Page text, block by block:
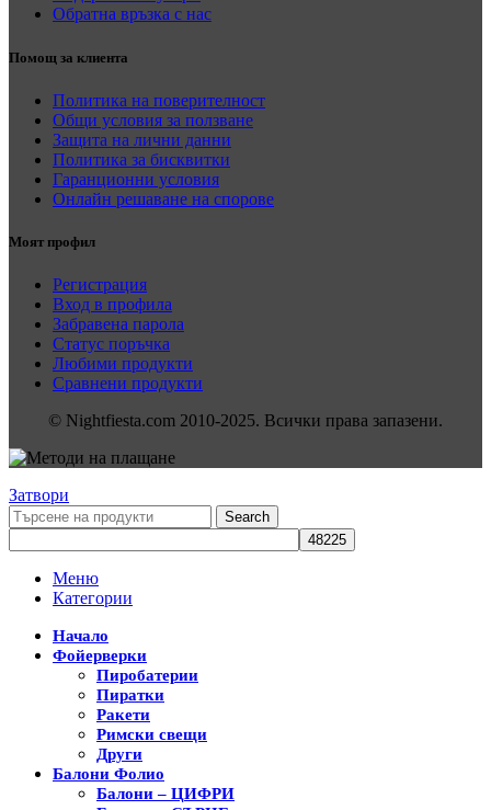
Обратна връзка с нас
Помощ за клиента
Политика на поверителност
Общи условия за ползване
Защита на лични данни
Политика за бисквитки
Гаранционни условия
Онлайн решаване на спорове
Моят профил
Регистрация
Вход в профила
Забравена парола
Статус поръчка
Любими продукти
Сравнени продукти
© Nightfiesta.com 2010-2025. Всички права запазени.
Затвори
Search
Меню
Категории
Начало
Фойерверки
Пиробатерии
Пиратки
Ракети
Римски свещи
Други
Балони Фолио
Балони – ЦИФРИ